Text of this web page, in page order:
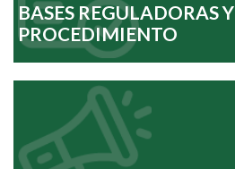
BASES REGULADORAS Y
PROCEDIMIENTO